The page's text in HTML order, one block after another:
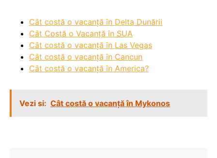
Cât costă o vacanță în Delta Dunării
Cât Costă o Vacanță în SUA
Cât costă o vacanță în Las Vegas
Cât costă o vacanță în Cancun
Cât costă o vacanță în America?
Vezi si: Cât costă o vacanță în Mykonos